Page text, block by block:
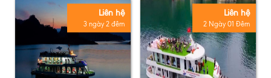
Liên hệ
3 ngày 2 đêm
Liên hệ
2 Ngày 01 Đêm